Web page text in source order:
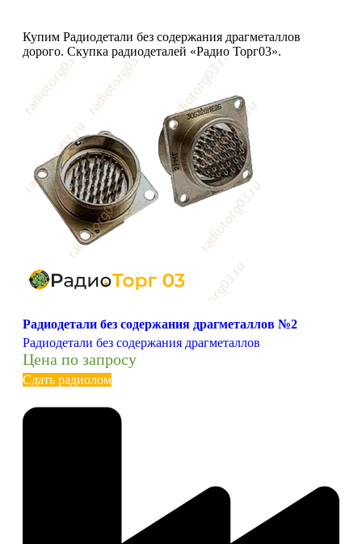
Купим Радиодетали без содержания драгметаллов
дорого. Скупка радиодеталей «Радио Торг03».
Радиодетали без содержания драгметаллов №2
Радиодетали без содержания драгметаллов
Цена по запросу
Сдать радиолом